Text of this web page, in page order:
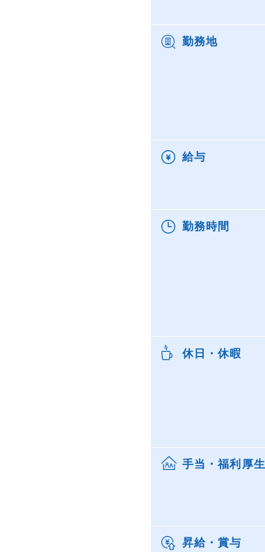
勤務地
給与
勤務時間
休日・休暇
手当・福利厚生
昇給・賞与